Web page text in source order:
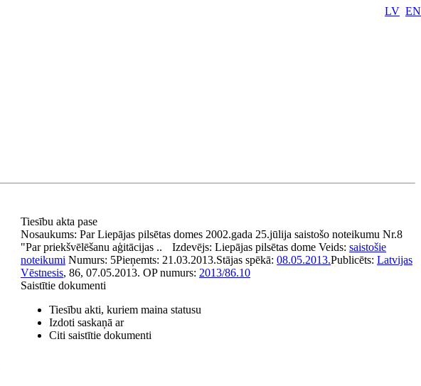
LV EN
Tiesību akta pase
Nosaukums: Par Liepājas pilsētas domes 2002.gada 25.jūlija saistošo noteikumu Nr.8
"Par priekšvēlēšanu aģitācijas ..
Izdevējs: Liepājas pilsētas dome Veids: saistošie
noteikumi Numurs: 5Pieņemts: 21.03.2013.Stājas spēkā: 08.05.2013.Publicēts: Latvijas
Vēstnesis, 86, 07.05.2013. OP numurs: 2013/86.10
Saistītie dokumenti
Tiesību akti, kuriem maina statusu
Izdoti saskaņā ar
Citi saistītie dokumenti